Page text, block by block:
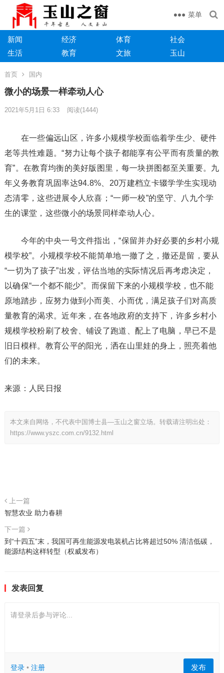
菜单
新闻 经济 体育
社会
生活
教育 文旅 玉山
首页 国内
微小的场景一样牵动人心
2021年5月1日 6:33 阅读(1444)
在一些偏远山区，许多小规模学校面临着学生少、硬件
老等共性难题。“努力让每个孩子都能享有公平而有质量的教
育”。在教育均衡的美好版图里，每一块拼图都至关重要。九
年义务教育巩固率达94.8%、20万建档立卡辍学学生实现动
态清零，这些进展令人欣喜；“一师一校”的坚守、八九个学
生的课堂，这些微小的场景同样牵动人心。
今年的中央一号文件指出，“保留并办好必要的乡村小规
模学校”。小规模学校不能简单地一撤了之，撤还是留，要从
“一切为了孩子”出发，评估当地的实际情况后再考虑决定，
以确保“一个都不能少”。而保留下来的小规模学校，也不能
原地踏步，应努力做到小而美、小而优，满足孩子们对高质
量教育的渴求。近年来，在各地政府的支持下，许多乡村小
规模学校粉刷了校舍、铺设了跑道、配上了电脑，早已不是
旧日模样。教育公平的阳光，洒在山里娃的身上，照亮着他
们的未来。
来源：人民日报
本文来自网络，不代表中国博士县—玉山之窗立场。转载请注明出处：
https://www.yszc.com.cn/9132.html
上一篇
智慧农业 助力春耕
下一篇
到“十四五”末，我国可再生能源发电装机占比将超过50% 清洁低碳，
能源结构这样转型（权威发布）
发表回复
请登录后参与评论...
登录• 注册 发布